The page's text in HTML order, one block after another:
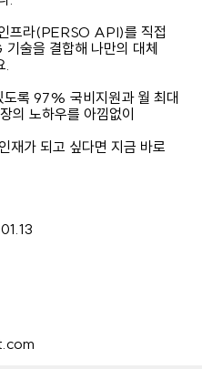
프라(PERSO API)를 직접
술을 결합해 나만의 대체
.
도록 97% 국비지원과 월 최대
의 노하우를 아낌없이
재가 되고 싶다면 지금 바로